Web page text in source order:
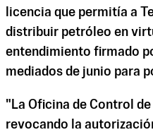
licencia que permitía a
distribuir petróleo en
entendimiento firmado
mediados de junio para
"La Oficina de Control
revocando la